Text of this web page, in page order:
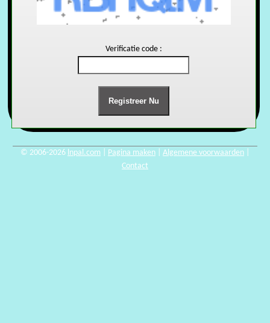
Verificatie code :
© 2006-2026 lnpal.com Pagina maken| Algemene voorwaarden|
Contact